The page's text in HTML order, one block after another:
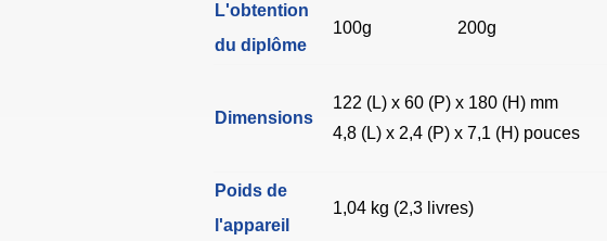
L'obtention
du diplôme
100g 200g
Dimensions
122 (L) x 60 (P) x 180 (H) mm
4,8 (L) x 2,4 (P) x 7,1 (H) pouces
Poids de
l'appareil
1,04 kg (2,3 livres)